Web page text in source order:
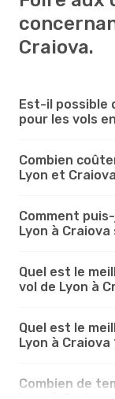
Craiova.
Est-il possible
pour les vols
Combien
Lyon et
Comment
Lyon à Craiova
Quel est le
vol de Lyon à
Quel est le
Lyon à Craiova
Combien de